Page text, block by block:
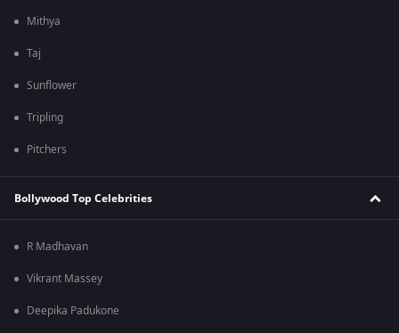
Mithya
Taj
Sunflower
Tripling
Pitchers
Bollywood Top Celebrities
R Madhavan
Vikrant Massey
Deepika Padukone